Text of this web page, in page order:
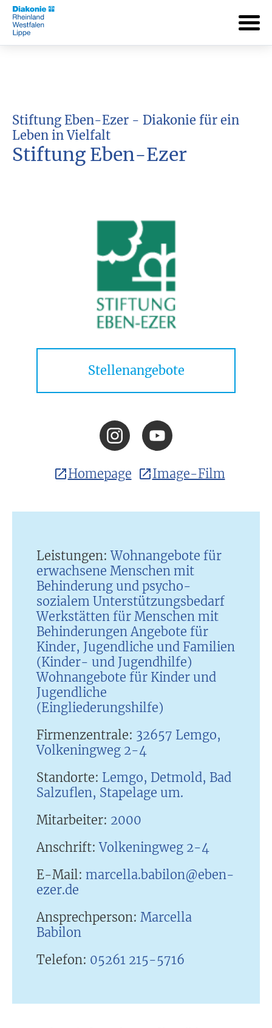
Stiftung Eben-Ezer - Diakonie für ein
Leben in Vielfalt
Stiftung Eben-Ezer
Stellenangebote
Homepage Image-Film
Leistungen:Wohnangebote für
erwachsene Menschen mit
Behinderung und psycho-
sozialem Unterstützungsbedarf
Werkstätten für Menschen mit
Behinderungen Angebote für
Kinder, Jugendliche und Familien
(Kinder- und Jugendhilfe)
Wohnangebote für Kinder und
Jugendliche
(Eingliederungshilfe)
Firmenzentrale: 32657 Lemgo,
Volkeningweg 2-4
Standorte: Lemgo, Detmold, Bad
Salzuflen, Stapelage um.
Mitarbeiter: 2000
Anschrift:Volkeningweg 2-4
E-Mail: marcella.babilon@eben-
ezer.de
Ansprechperson: Marcella
Babilon
Telefon: 05261 215-5716